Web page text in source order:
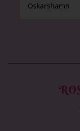
Oskarshamn